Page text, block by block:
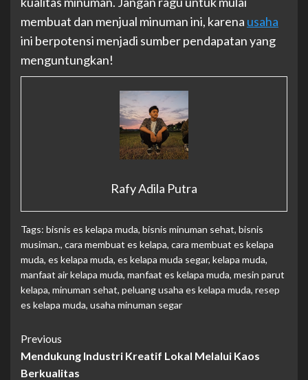
membuat dan menjual minuman ini, karena usaha
ini berpotensi menjadi sumber pendapatan yang
menguntungkan!
Rafy Adila Putra
Tags: bisnis es kelapa muda, bisnis minuman sehat, bisnis
musiman., cara membuat es kelapa, cara membuat es kelapa
muda, es kelapa muda, es kelapa muda segar, kelapa muda,
manfaat air kelapa muda, manfaat es kelapa muda, mesin parut
kelapa, minuman sehat, peluang usaha es kelapa muda, resep
es kelapa muda, usaha minuman segar
Continue
Reading
Previous
Mendukung Industri Kreatif Lokal Melalui Kaos
Berkualitas